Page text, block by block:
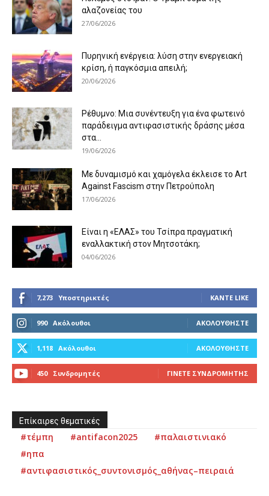
αλαζονείας του
27/06/2026
Πυρηνική ενέργεια: λύση στην ενεργειακή
κρίση, ή παγκόσμια απειλή;
20/06/2026
Ρέθυμνο: Μια συνέντευξη για ένα φωτεινό
παράδειγμα αντιφασιστικής δράσης μέσα
στα...
19/06/2026
Με δυναμισμό και χαμόγελα έκλεισε το Art
Against Fascism στην Πετρούπολη
17/06/2026
Είναι η «ΕΛΑΣ» του Τσίπρα πραγματική
εναλλακτική στον Μητσοτάκη;
04/06/2026
7,273 Υποστηρικτές ΚΆΝΤΕ LIKE
990 Ακόλουθοι ΑΚΟΛΟΥΘΉΣΤΕ
1,118 Ακόλουθοι ΑΚΟΛΟΥΘΉΣΤΕ
450 Συνδρομητές ΓΊΝΕΤΕ ΣΥΝΔΡΟΜΗΤΉΣ
Επίκαιρες θεματικές
#τέμπη #antifacon2025
#παλαιστινιακό
#ηπα
#αντιφασιστικός_συντονισμός_αθήνας–πειραιά